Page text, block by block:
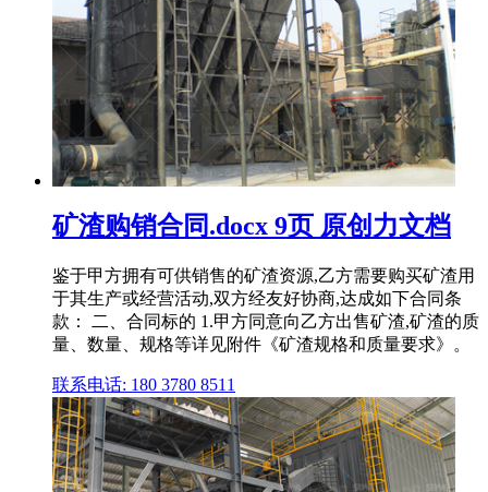
矿渣购销合同.docx 9页 原创力文档
鉴于甲方拥有可供销售的矿渣资源,乙方需要购买矿渣用
于其生产或经营活动,双方经友好协商,达成如下合同条
款： 二、合同标的 1.甲方同意向乙方出售矿渣,矿渣的质
量、数量、规格等详见附件《矿渣规格和质量要求》。
联系电话: 180 3780 8511